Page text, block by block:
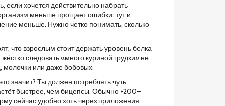
если хочется действительно набрать
меньше прощает ошибки: тут и
меньше. Нужно четко понимать, сколько
что взрослым стоит держать уровень белка
следовать «много куриной грудки» не
молочки или даже бобовых.
значит? Ты должен потреблять чуть
быстрее, чем бицепсы. Обычно +200–
сейчас удобно хоть через приложения,